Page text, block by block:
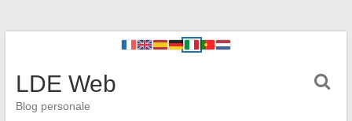
LDE Web
Blog personale